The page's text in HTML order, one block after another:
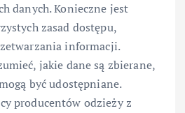
danych. Konieczne jest
zasad dostępu,
informacji.
jakie dane są zbierane,
być udostępniane.
producentów odzieży z